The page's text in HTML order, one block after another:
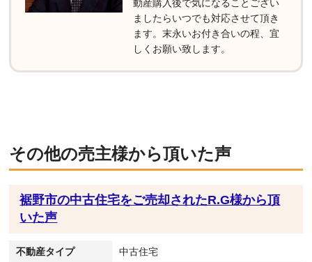
動産購入後で気になることござい
ましたらいつでも対応させて頂き
ます。末永いお付き合いの程、宜
しくお願い致します。
その他の売主様から頂いた声
裾野市の中古住宅をご売却されたR.G様から頂
いた声
不動産タイプ 中古住宅